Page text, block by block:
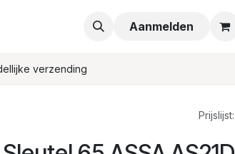
Startpagina Aanmelden
verzending
Prijslijst: